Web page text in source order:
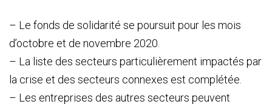
– Le fonds de solidarité se poursuit pour les mois
d’octobre et de novembre 2020.
– La liste des secteurs particulièrement impactés par
la crise et des secteurs connexes est complétée.
– Les entreprises des autres secteurs peuvent